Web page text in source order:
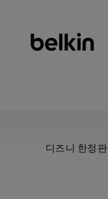
디즈니 한정판